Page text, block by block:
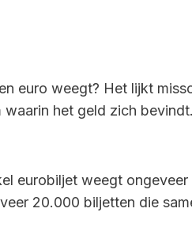
euro weegt? Het lijkt
het geld zich
eurobiljet weegt ongeveer
20.000 biljetten die